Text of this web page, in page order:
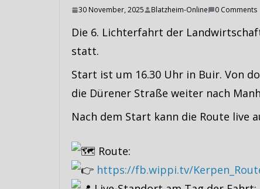
30 November, 2025 Blatzheim-Online 0 Comments
Die 6. Lichterfahrt der
statt.
Start ist um 16.30 Uhr in Buir. Von
die Dürener Straße weiter nach
Nach dem Start kann die Route live
Route:
https://fb.wippi.tv/